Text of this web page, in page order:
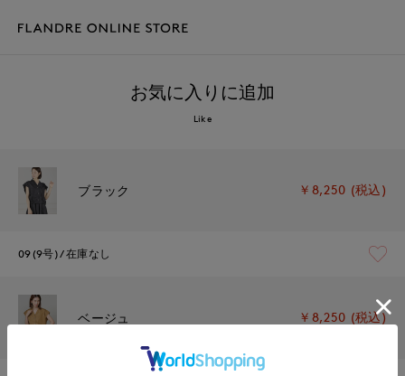
お気に入りに追加
Like
ブラック ￥8,250 (税込)
09(9号) 在庫なし
ベージュ ￥8,250 (税込)